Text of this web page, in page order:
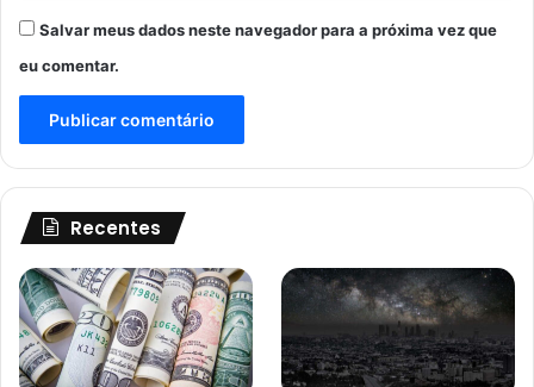
Salvar meus dados neste navegador para a próxima vez que
eu comentar.
Recentes